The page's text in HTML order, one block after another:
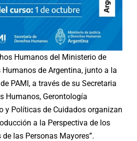
Humanos del Ministerio de
de Argentina, junto a la
PAMI, a través de su Secretaria
Humanos, Gerontología
y Políticas de Cuidados organizan
a la Perspectiva de los
las Personas Mayores”.